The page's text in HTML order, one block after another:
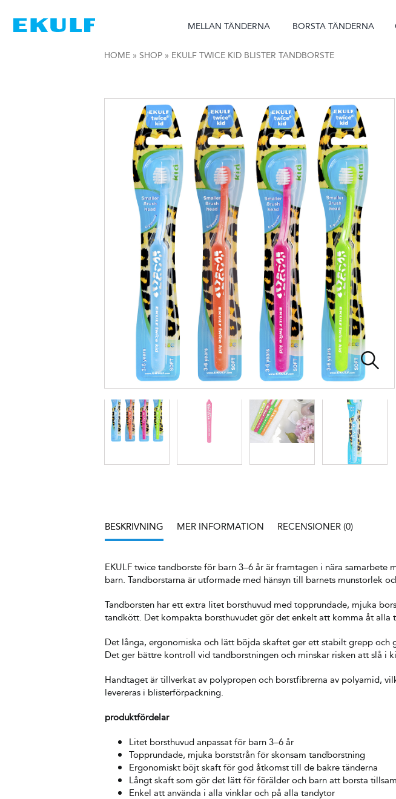
content
MELLAN TÄNDERNA BORSTA TÄNDERNA
HOME» SHOP» EKULF TWICE KID BLISTER TANDBORSTE
BESKRIVNING MER INFORMATION RECENSIONER (0)
EKULF twice tandborste för barn 3–6 år är framtagen i nära
barn. Tandborstarna är utformade med hänsyn till barnets munstorlek
Tandborsten har ett extra litet borsthuvud med topprundade, mjuka
tandkött. Det kompakta borsthuvudet gör det enkelt att komma åt alla
Det långa, ergonomiska och lätt böjda skaftet ger ett stabilt grepp
Det ger bättre kontroll vid tandborstningen och minskar risken att slå i
Handtaget är tillverkat av polypropen och borstfibrerna av polyamid,
levereras i blisterförpackning.
produktfördelar
Litet borsthuvud anpassat för barn 3–6 år
Topprundade, mjuka borststrån för skonsam tandborstning
Ergonomiskt böjt skaft för god åtkomst till de bakre tänderna
Långt skaft som gör det lätt för förälder och barn att borsta
Enkel att använda i alla vinklar och på alla tandytor